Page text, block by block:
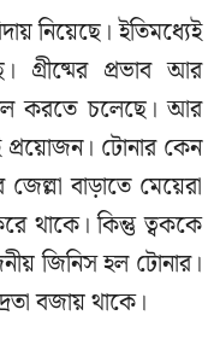
নিয়েছে। ইতিমধ্যেই
গ্রীষ্মের প্রভাব আর
করতে চলেছে। আর
প্রয়োজন। টোনার কেন
বাড়াতে মেয়েরা
থাকে। কিন্তু ত্বককে
জিনিস হল টোনার।
বজায় থাকে।